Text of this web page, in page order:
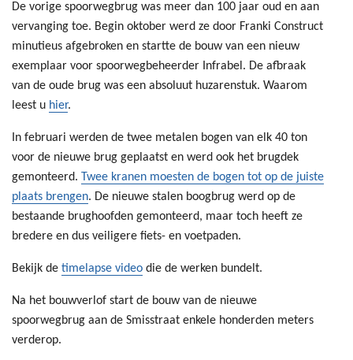
De vorige spoorwegbrug was meer dan 100 jaar oud en aan
vervanging toe. Begin oktober werd ze door Franki Construct
minutieus afgebroken en startte de bouw van een nieuw
exemplaar voor spoorwegbeheerder Infrabel. De afbraak
van de oude brug was een absoluut huzarenstuk. Waarom
leest u hier.
In februari werden de twee metalen bogen van elk 40 ton
voor de nieuwe brug geplaatst en werd ook het brugdek
gemonteerd. Twee kranen moesten de bogen tot op de juiste
plaats brengen. De nieuwe stalen boogbrug werd op de
bestaande brughoofden gemonteerd, maar toch heeft ze
bredere en dus veiligere fiets- en voetpaden.
Bekijk de timelapse video die de werken bundelt.
Na het bouwverlof start de bouw van de nieuwe
spoorwegbrug aan de Smisstraat enkele honderden meters
verderop.